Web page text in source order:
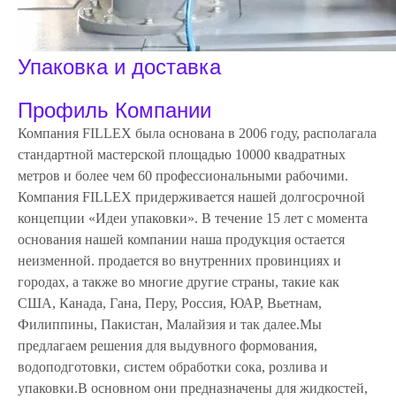
Упаковка и доставка
Профиль Компании
Компания FILLEX была основана в 2006 году, располагала
стандартной мастерской площадью 10000 квадратных
метров и более чем 60 профессиональными рабочими.
Компания FILLEX придерживается нашей долгосрочной
концепции «Идеи упаковки». В течение 15 лет с момента
основания нашей компании наша продукция остается
неизменной. продается во внутренних провинциях и
городах, а также во многие другие страны, такие как
США, Канада, Гана, Перу, Россия, ЮАР, Вьетнам,
Филиппины, Пакистан, Малайзия и так далее.Мы
предлагаем решения для выдувного формования,
водоподготовки, систем обработки сока, розлива и
упаковки.В основном они предназначены для жидкостей,